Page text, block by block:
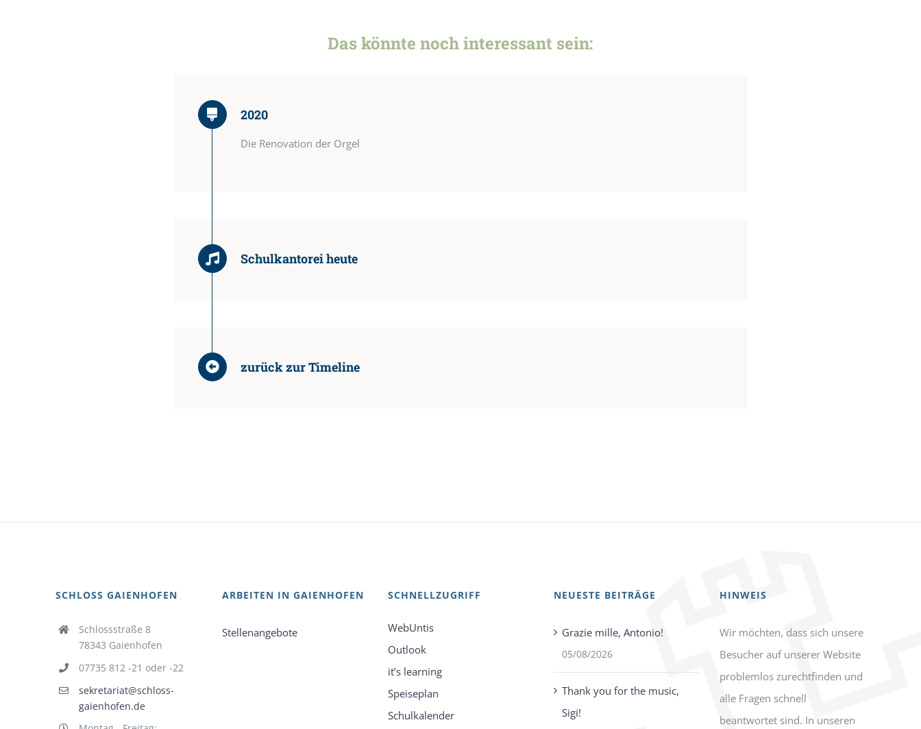
Das könnte noch interessant sein:
2020
Die Renovation der Orgel
Schulkantorei heute
zurück zur Timeline
SCHLOSS GAIENHOFEN
Schlossstraße 8
78343 Gaienhofen
07735 812 -21 oder -22
sekretariat@schloss-
gaienhofen.de
ARBEITEN IN GAIENHOFEN
Stellenangebote
SCHNELLZUGRIFF
WebUntis
Outlook
it’s learning
Speiseplan
Schulkalender
NEUESTE BEITRÄGE
Grazie mille, Antonio!
05/08/2026
Thank you for the music,
Sigi!
HINWEIS
Wir möchten, dass sich unsere
Besucher auf unserer Website
problemlos zurechtfinden und
alle Fragen schnell
beantwortet sind. In unseren